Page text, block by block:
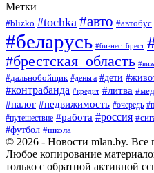
Метки
#blizko #tochka #авто #автобус
#беларусь #бизнес_брест
#брестская_область
#дальнобойщик #деньга #дети
#контрабанда #кредит #литва
#налог #недвижимость #очередь
#путешествие #работа #россия
#футбол #школа
© 2026 - Новости mlan.by. Все
Любое копирование
только с обратной активной